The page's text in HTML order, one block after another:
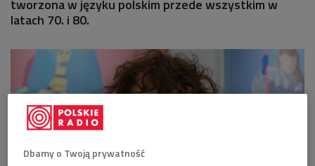
tworzona w języku polskim przede wszystkim w
latach 70. i 80.
Dbamy o Twoją prywatność